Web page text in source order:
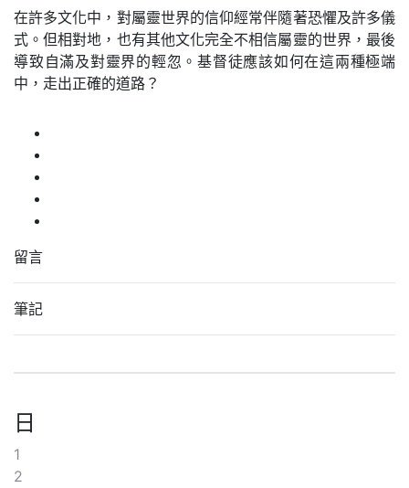
在許多文化中，對屬靈世界的信仰經常伴隨著恐懼及許多儀
式。但相對地，也有其他文化完全不相信屬靈的世界，最後
導致自滿及對靈界的輕忽。基督徒應該如何在這兩種極端
中，走出正確的道路？
留言
筆記
日
1
2